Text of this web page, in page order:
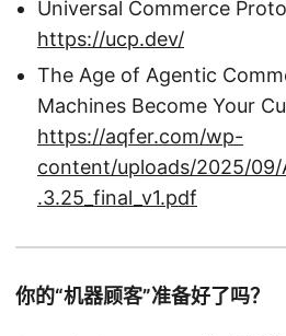
Universal Commerce
https://ucp.dev/
The Age of Agentic
Machines Become Your
https://aqfer.com/wp-
content/uploads/2025/09/
.3.25_final_v1.pdf
你的“机器顾客”准备好了吗？